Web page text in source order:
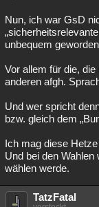
Nun, ich war GsD
unbequem
Vor allem für die,
anderen afgh.
Und wer spricht
bzw. gleich dem
Ich mag diese
Und bei den
wählen werde.
TatzFatal